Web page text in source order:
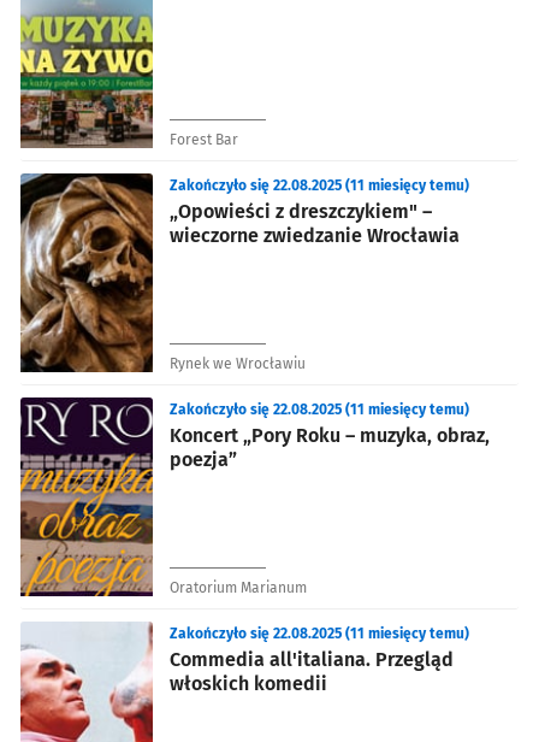
Forest Bar
„Opowieści z dreszczykiem" –
wieczorne zwiedzanie Wrocławia
Zakończyło się 22.08.2025 (11 miesięcy temu)
Rynek we Wrocławiu
Koncert „Pory Roku – muzyka, obraz,
poezja”
Zakończyło się 22.08.2025 (11 miesięcy temu)
Oratorium Marianum
Commedia all'italiana. Przegląd
włoskich komedii
Zakończyło się 22.08.2025 (11 miesięcy temu)